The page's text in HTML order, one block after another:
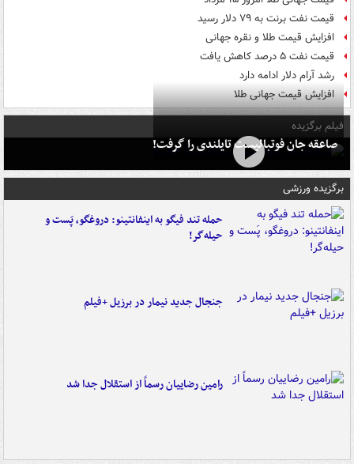
قیمت نفت برنت به ۷۹ دلار رسید
افزایش قیمت طلا و نقره جهانی
قیمت نفت ۵ درصد کاهش یافت
رشد آرام دلار ادامه دارد
افزایش قیمت جهانی طلا
فیلم برگزیده
صاعقه جان فوتبالیست تایلندی را گرفت!
برگزیده ورزشی
حمله تند فیگو به اینفانتینو: دروغگو، پَست‌ و
حیله‌گر!
جنجال جدید نیمار در برزیل +فیلم
رامین رضاییان رسماً از استقلال جدا شد